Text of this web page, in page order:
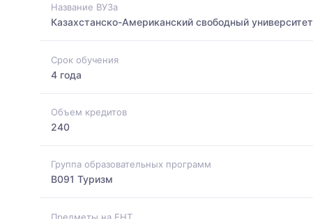
Название ВУЗа
Казахстанско-Американский свободный университет
Срок обучения
4 года
Объем кредитов
240
Группа образовательных программ
B091 Туризм
Предметы на ЕНТ